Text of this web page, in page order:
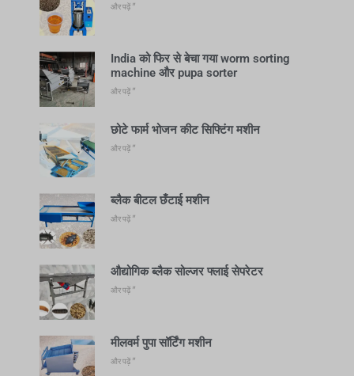
और पढ़ें "
India को फिर से बेचा गया worm sorting
machine और pupa sorter
और पढ़ें "
छोटे फार्म भोजन कीट सिफ्टिंग मशीन
और पढ़ें "
ब्लैक बीटल छँटाई मशीन
और पढ़ें "
औद्योगिक ब्लैक सोल्जर फ्लाई सेपरेटर
और पढ़ें "
मीलवर्म पुपा सॉर्टिंग मशीन
और पढ़ें "